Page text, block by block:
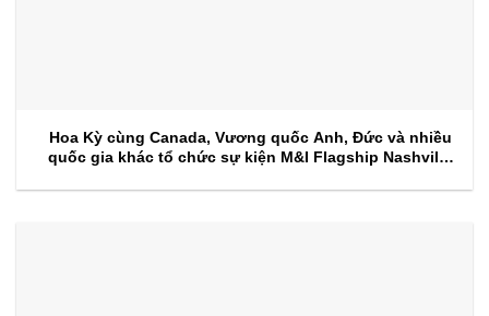
Hoa Kỳ cùng Canada, Vương quốc Anh, Đức và nhiều
quốc gia khác tổ chức sự kiện M&I Flagship Nashville